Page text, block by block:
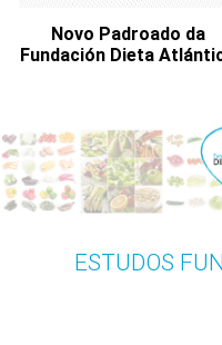
Novo Padroado da
Fundación Dieta
ESTUDOS